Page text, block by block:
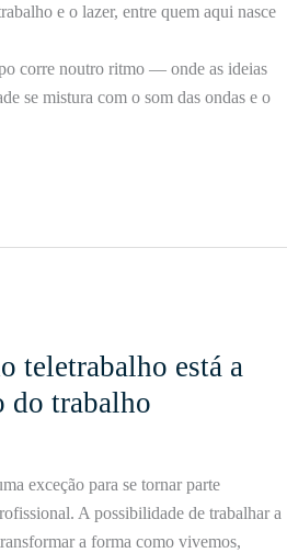
e o lazer, entre quem aqui nasce
corre noutro ritmo — onde as ideias
se mistura com o som das ondas e o
teletrabalho está a
do trabalho
exceção para se tornar parte
A possibilidade de trabalhar a
a forma como vivemos,